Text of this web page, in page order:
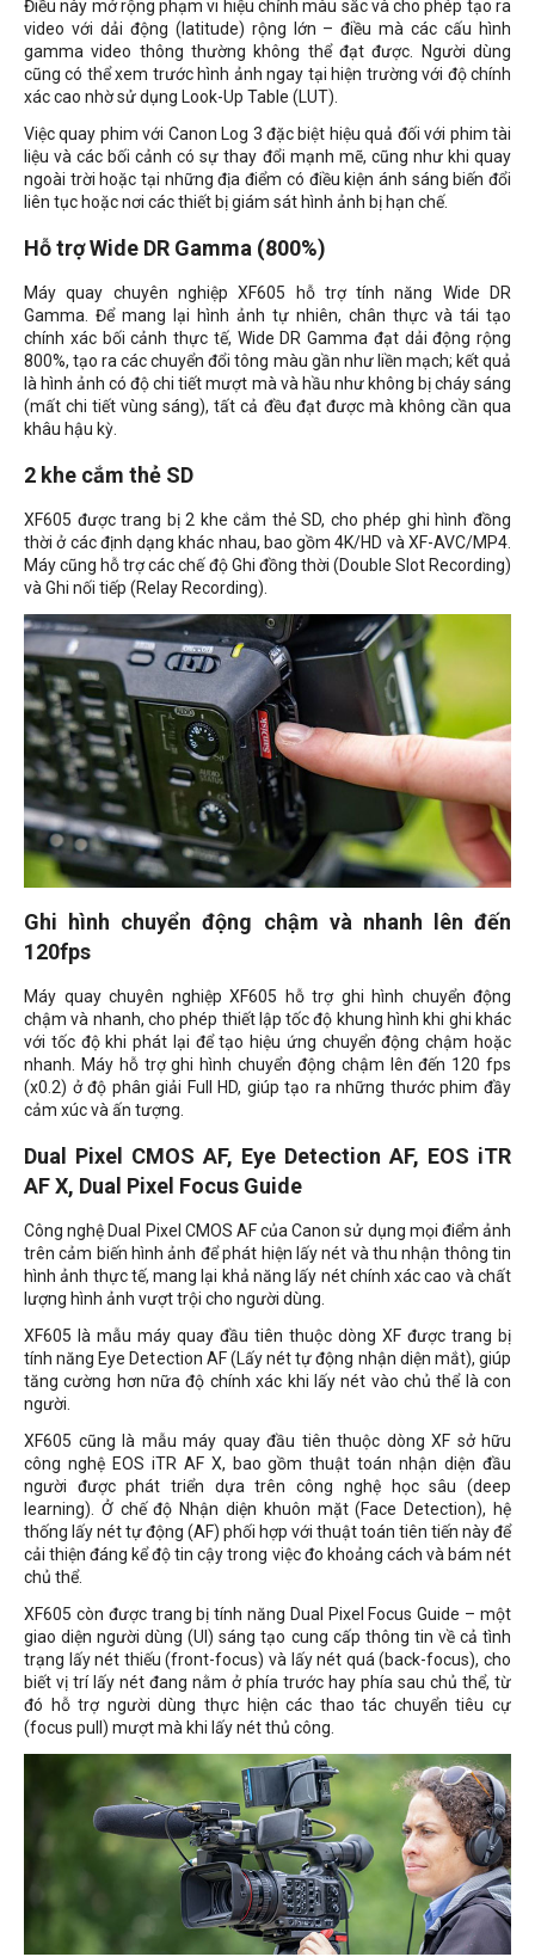
Điều này mở rộng phạm vi hiệu chỉnh màu sắc và cho phép tạo ra
video với dải động (latitude) rộng lớn – điều mà các cấu hình
gamma video thông thường không thể đạt được. Người dùng
cũng có thể xem trước hình ảnh ngay tại hiện trường với độ chính
xác cao nhờ sử dụng Look-Up Table (LUT).
Việc quay phim với Canon Log 3 đặc biệt hiệu quả đối với phim tài
liệu và các bối cảnh có sự thay đổi mạnh mẽ, cũng như khi quay
ngoài trời hoặc tại những địa điểm có điều kiện ánh sáng biến đổi
liên tục hoặc nơi các thiết bị giám sát hình ảnh bị hạn chế.
Hỗ trợ Wide DR Gamma (800%)
Máy quay chuyên nghiệp XF605 hỗ trợ tính năng Wide DR
Gamma. Để mang lại hình ảnh tự nhiên, chân thực và tái tạo
chính xác bối cảnh thực tế, Wide DR Gamma đạt dải động rộng
800%, tạo ra các chuyển đổi tông màu gần như liền mạch; kết quả
là hình ảnh có độ chi tiết mượt mà và hầu như không bị cháy sáng
(mất chi tiết vùng sáng), tất cả đều đạt được mà không cần qua
khâu hậu kỳ.
2 khe cắm thẻ SD
XF605 được trang bị 2 khe cắm thẻ SD, cho phép ghi hình đồng
thời ở các định dạng khác nhau, bao gồm 4K/HD và XF-AVC/MP4.
Máy cũng hỗ trợ các chế độ Ghi đồng thời (Double Slot Recording)
và Ghi nối tiếp (Relay Recording).
Ghi hình chuyển động chậm và nhanh lên đến
120fps
Máy quay chuyên nghiệp XF605 hỗ trợ ghi hình chuyển động
chậm và nhanh, cho phép thiết lập tốc độ khung hình khi ghi khác
với tốc độ khi phát lại để tạo hiệu ứng chuyển động chậm hoặc
nhanh. Máy hỗ trợ ghi hình chuyển động chậm lên đến 120 fps
(x0.2) ở độ phân giải Full HD, giúp tạo ra những thước phim đầy
cảm xúc và ấn tượng.
Dual Pixel CMOS AF, Eye Detection AF, EOS iTR
AF X, Dual Pixel Focus Guide
Công nghệ Dual Pixel CMOS AF của Canon sử dụng mọi điểm ảnh
trên cảm biến hình ảnh để phát hiện lấy nét và thu nhận thông tin
hình ảnh thực tế, mang lại khả năng lấy nét chính xác cao và chất
lượng hình ảnh vượt trội cho người dùng.
XF605 là mẫu máy quay đầu tiên thuộc dòng XF được trang bị
tính năng Eye Detection AF (Lấy nét tự động nhận diện mắt), giúp
tăng cường hơn nữa độ chính xác khi lấy nét vào chủ thể là con
người.
XF605 cũng là mẫu máy quay đầu tiên thuộc dòng XF sở hữu
công nghệ EOS iTR AF X, bao gồm thuật toán nhận diện đầu
người được phát triển dựa trên công nghệ học sâu (deep
learning). Ở chế độ Nhận diện khuôn mặt (Face Detection), hệ
thống lấy nét tự động (AF) phối hợp với thuật toán tiên tiến này để
cải thiện đáng kể độ tin cậy trong việc đo khoảng cách và bám nét
chủ thể.
XF605 còn được trang bị tính năng Dual Pixel Focus Guide – một
giao diện người dùng (UI) sáng tạo cung cấp thông tin về cả tình
trạng lấy nét thiếu (front-focus) và lấy nét quá (back-focus), cho
biết vị trí lấy nét đang nằm ở phía trước hay phía sau chủ thể, từ
đó hỗ trợ người dùng thực hiện các thao tác chuyển tiêu cự
(focus pull) mượt mà khi lấy nét thủ công.